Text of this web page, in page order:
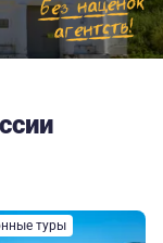
туры